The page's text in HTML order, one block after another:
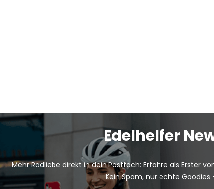
Edelhelfer
Mehr Radliebe direkt in dein Postfach: Erfahre als Erster
Kein Spam, nur echte Goodies